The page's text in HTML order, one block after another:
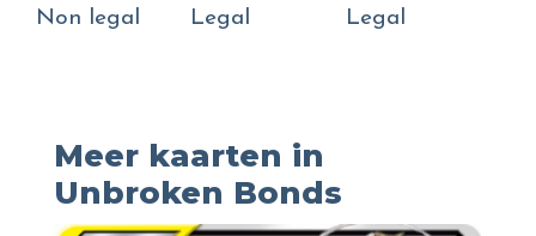
Non legal
Legal
Legal
Meer kaarten in
Unbroken Bonds